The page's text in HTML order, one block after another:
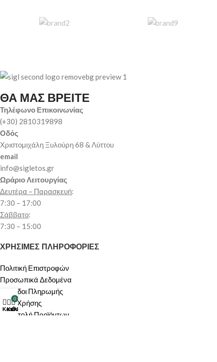
ΘΑ ΜΑΣ ΒΡΕΙΤΕ
Τηλέφωνο Επικοινωνίας
(+30) 2810319898
Οδός
Χριστομιχάλη Ξυλούρη 68 & Λύττου
email
info@sigletos.gr
Ωράριο Λειτουργίας
Δευτέρα – Παρασκευή:
7:30 – 17:00
Σάββατο:
7:30 – 15:00
ΧΡΗΣΙΜΕΣ ΠΛΗΡΟΦΟΡΙΕΣ
Πολιτική Επιστροφών
Προσωπικά Δεδομένα
Μέθοδοι Πληρωμής
Όροι Χρήσης
Αποστολή Προϊόντων
Κατάστημα
0
Καλάθι
Ο λογαριασμός μου